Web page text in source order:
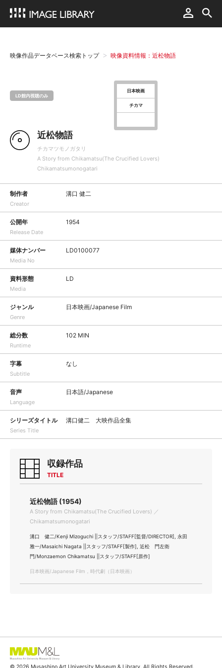
映像作品データベース検索トップ 映像資料情報：近松物語
LD館内視聴のみ
日本映画
チカマ
近松物語
チカマツモノガタリ
A Story from Chikamatsu(The Crucified Lovers)
Chikamatsumonogatari
制作者
Creator
溝口 健二
公開年
Release Date
1954
媒体ナンバー
Media No
LD0100077
資料形態
Media
LD
ジャンル
Genre
日本映画/Japanese Film
総分数
Runtime
102 MIN
字幕
Subtitle
なし
音声
Language
日本語/Japanese
シリーズタイトル
Series Title
溝口健二 大映作品全集
収録作品
TITLE
近松物語 (1954)
A Story from Chikamatsu(The Crucified Lovers) ／
Chikamatsumonogatari
溝口 健二/Kenji Mizoguchi ||スタッフ/STAFF[監督/DIRECTOR], 永田
雅一/Masaichi Nagata ||スタッフ/STAFF[製作], 近松 門左衛
門/Monzaemon Chikamatsu ||スタッフ/STAFF[原作]
日本映画/Japanese Film，時代劇（日本映画）